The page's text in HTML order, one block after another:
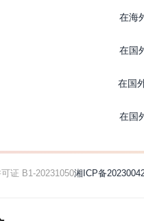
在海
在国
在国
在国
证 B1-20231050湘ICP备